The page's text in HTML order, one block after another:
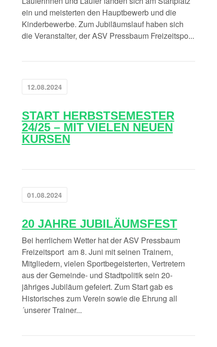
ein und meisterten den Hauptbewerb und die
Kinderbewerbe. Zum Jubiläumslauf haben sich
die Veranstalter, der ASV Pressbaum Freizeitspo...
START HERBSTSEMESTER
24/25 – MIT VIELEN NEUEN
KURSEN
12.08.2024
20 JAHRE JUBILÄUMSFEST
Bei herrlichem Wetter hat der ASV Pressbaum
Freizeitsport am 8. Juni mit seinen Trainern,
Mitgliedern, vielen Sportbegeisterten, Vertretern
aus der Gemeinde- und Stadtpolitik sein 20-
jähriges Jubiläum gefeiert. Zum Start gab es
Historisches zum Verein sowie die Ehrung all
´unserer Trainer...
01.08.2024